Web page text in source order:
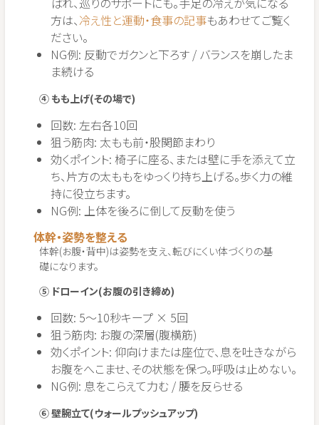
方は、 冷え性と運動・食事の記事もあわせてご覧く
ださい。
NG例: 反動でガクンと下ろす / バランスを崩したま
ま続ける
④ もも上げ(その場で)
回数: 左右各10回
狙う筋肉: 太もも前・股関節まわり
効くポイント: 椅子に座る、または壁に手を添えて立
ち、片方の太ももをゆっくり持ち上げる。歩く力の維
持に役立ちます。
NG例: 上体を後ろに倒して反動を使う
体幹・姿勢を整える
体幹(お腹・背中)は姿勢を支え、転びにくい体づくりの基
礎になります。
⑤ ドローイン(お腹の引き締め)
回数: 5〜10秒キープ × 5回
狙う筋肉: お腹の深層(腹横筋)
効くポイント: 仰向けまたは座位で、息を吐きながら
お腹をへこませ、その状態を保つ。呼吸は止めない。
NG例: 息をこらえて力む / 腰を反らせる
⑥ 壁腕立て(ウォールプッシュアップ)